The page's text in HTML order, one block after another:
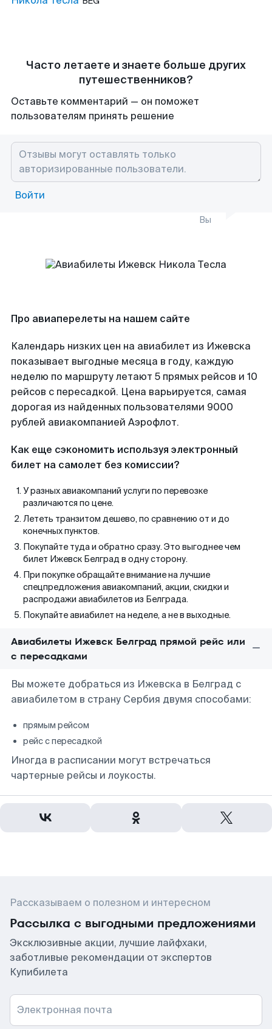
Часто летаете и знаете больше других
путешественников?
Оставьте комментарий — он поможет
пользователям принять решение
Войти
Вы
Про авиаперелеты на нашем сайте
Календарь низких цен на авиабилет из Ижевска
показывает выгодные месяца в году, каждую
неделю по маршруту летают 5 прямых рейсов и 10
рейсов с пересадкой. Цена варьируется, самая
дорогая из найденных пользователями 9000
рублей авиакомпанией Аэрофлот.
Как еще сэкономить используя электронный
билет на самолет без комиссии?
У разных авиакомпаний услуги по перевозке
различаются по цене.
Лететь транзитом дешево, по сравнению от и до
конечных пунктов.
Покупайте туда и обратно сразу. Это выгоднее чем
билет Ижевск Белград в одну сторону.
При покупке обращайте внимание на лучшие
спецпредложения авиакомпаний, акции, скидки и
распродажи авиабилетов из Белграда.
Покупайте авиабилет на неделе, а не в выходные.
Авиабилеты Ижевск Белград прямой рейс или
с пересадками
Вы можете добраться из Ижевска в Белград с
авиабилетом в страну Сербия двумя способами:
прямым рейсом
рейс с пересадкой
Иногда в расписании могут встречаться
чартерные рейсы и лоукосты.
Рассказываем о полезном и интересном
Рассылка с выгодными предложениями
Эксклюзивные акции, лучшие лайфхаки,
заботливые рекомендации от экспертов
Купибилета
Электронная почта